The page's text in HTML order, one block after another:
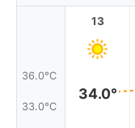
36.0°C
33.0°C
13
34.0°